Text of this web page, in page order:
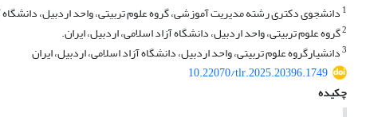
1 دانشجوی دکتری رشته مدیریت آموزشی، گروه علوم تربیتی، واحد اردبیل، دانشگاه
2گروه علوم تربیتی، واحد اردبیل، دانشگاه آزاد اسلامی، اردبیل، ایران.
3دانشیارگروه علوم تربیتی، واحد اردبیل، دانشگاه آزاد اسلامی، اردبیل، ایران
10.22070/tlr.2025.20396.1749
چکیده